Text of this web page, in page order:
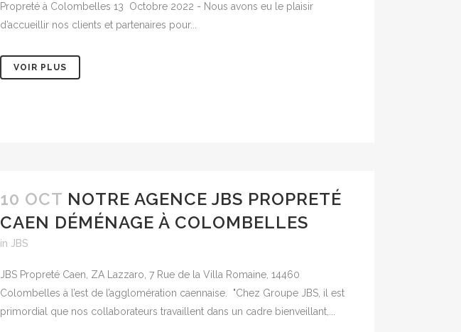
Propreté à Colombelles 13 Octobre 2022 - Nous avons eu le plaisir
d’accueillir nos clients et partenaires pour...
VOIR PLUS
10 OCT NOTRE AGENCE JBS PROPRETÉ
CAEN DÉMÉNAGE À COLOMBELLES
in JBS
JBS Propreté Caen, ZA Lazzaro, 7 Rue de la Villa Romaine, 14460
Colombelles à l’est de l’agglomération caennaise. "Chez Groupe JBS, il est
primordial que nos collaborateurs travaillent dans un cadre bienveillant,...